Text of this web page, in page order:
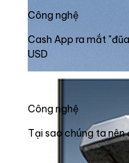
Công nghệ
Cash App ra mắt
USD
Công nghệ
Tại sao chúng ta